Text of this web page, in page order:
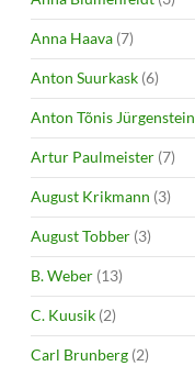
Anna Haava (7)
Anton Suurkask (6)
Anton Tõnis Jürgenstein
Artur Paulmeister (7)
August Krikmann (3)
August Tobber (3)
B. Weber (13)
C. Kuusik (2)
Carl Brunberg (2)